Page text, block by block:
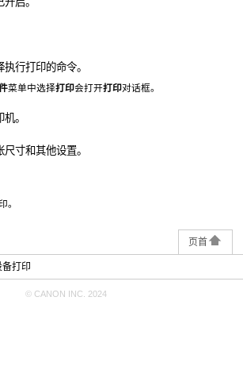
行打印的命令。
菜单中选择打印会打开打印对话框。
机。
寸和其他设置。
。
页首
打印
© CANON INC. 2024